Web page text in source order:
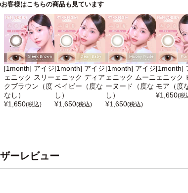
客様はこちらの商品も見ています
[1month] アイジ
ェニック スリー
クブラウン（度
なし）
¥1,650(税込)
[1month] アイジ
ェニック ディア
ベイビー（度な
し）
¥1,650(税込)
[1month] アイジ
ェニック ムーニ
ーヌード（度な
し）
¥1,650(税込)
[1month]
ェニック
モア（度
¥1,650(税
ーレビュー